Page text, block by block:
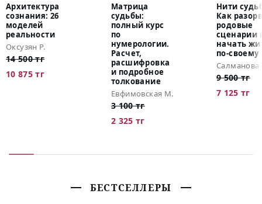
Архитектура
сознания: 26
моделей
реальности
Оксузян Р.
14 500 тг
10 875 тг
Матрица
судьбы:
полный курс
по
нумерологии.
Расчет,
расшифровка
и подробное
толкование
Евфимовская М.
3 100 тг
2 325 тг
Нити
Как
родовые
сценарии
начать
по-своему
Салманова
9 500 тг
7 125 тг
БЕСТСЕЛЛЕРЫ